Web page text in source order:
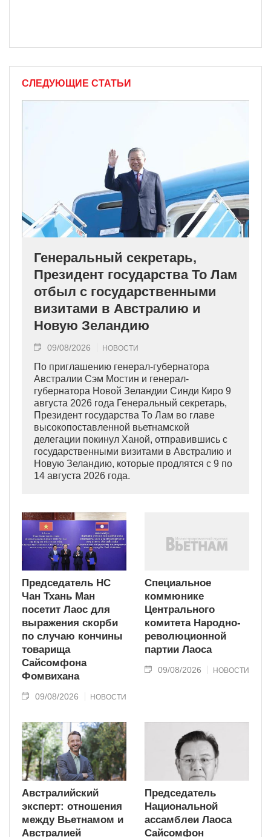
СЛЕДУЮЩИЕ СТАТЬИ
Генеральный секретарь,
Президент государства То Лам
отбыл с государственными
визитами в Австралию и
Новую Зеландию
09/08/2026 НОВОСТИ
По приглашению генерал-губернатора
Австралии Сэм Мостин и генерал-
губернатора Новой Зеландии Синди Киро 9
августа 2026 года Генеральный секретарь,
Президент государства То Лам во главе
высокопоставленной вьетнамской
делегации покинул Ханой, отправившись с
государственными визитами в Австралию и
Новую Зеландию, которые продлятся с 9 по
14 августа 2026 года.
Председатель НС
Чан Тхань Ман
посетит Лаос для
выражения скорби
по случаю кончины
товарища
Сайсомфона
Фомвихана
09/08/2026 НОВОСТИ
Специальное
коммюнике
Центрального
комитета Народно-
революционной
партии Лаоса
09/08/2026 НОВОСТИ
Австралийский
эксперт: отношения
между Вьетнамом и
Австралией
Председатель
Национальной
ассамблеи Лаоса
Сайсомфон